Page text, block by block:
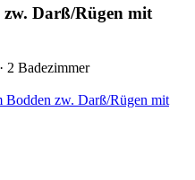
Darß/Rügen mit
2 Badezimmer
Bodden zw. Darß/Rügen mit